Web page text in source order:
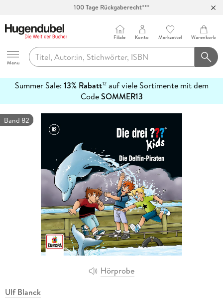
100 Tage Rückgaberecht***
Hugendubel
Menu
Filiale Konto Merkzettel Warenkorb
Summer Sale: 13% Rabatt12auf viele Sortimente mit dem
CodeSOMMER13
erfahren
Hörprobe
Band 82
Ulf Blanck